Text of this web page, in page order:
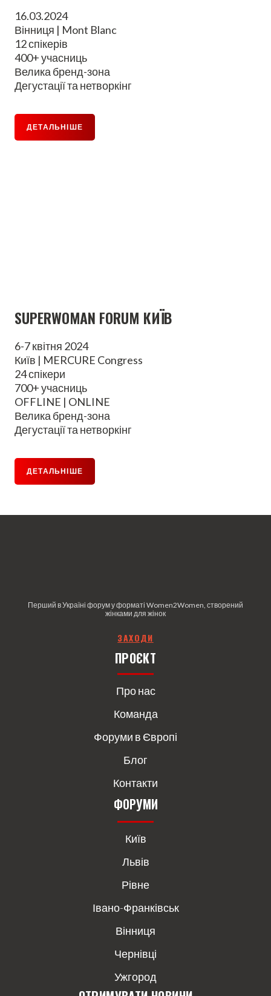
16.03.2024
Вінниця | Mont Blanc
12 спікерів
400+ учасниць
Велика бренд-зона
Дегустації та нетворкінг
ДЕТАЛЬНІШЕ
SUPERWOMAN FORUM КИЇВ
6-7 квітня 2024
Київ | MERCURE Congress
24 спікери
700+ учасниць
OFFLINE | ONLINE
Велика бренд-зона
Дегустації та нетворкінг
ДЕТАЛЬНІШЕ
Перший в Україні форум у форматі Women2Women, створений
жінками для жінок
ЗАХОДИ
ПРОЄКТ
Про нас
Команда
Форуми в Європі
Блог
Контакти
ФОРУМИ
Київ
Львів
Рівне
Івано-Франківськ
Вінниця
Чернівці
Ужгород